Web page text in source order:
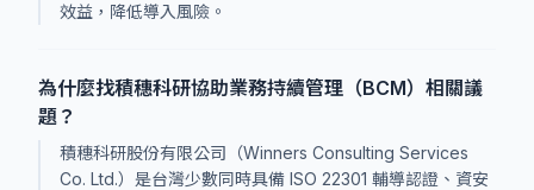
效益，降低導入風險。
為什麼找積穗科研協助業務持續管理（BCM）相關議
題？
積穗科研股份有限公司（Winners Consulting Services
Co. Ltd.）是台灣少數同時具備 ISO 22301 輔導認證、資安